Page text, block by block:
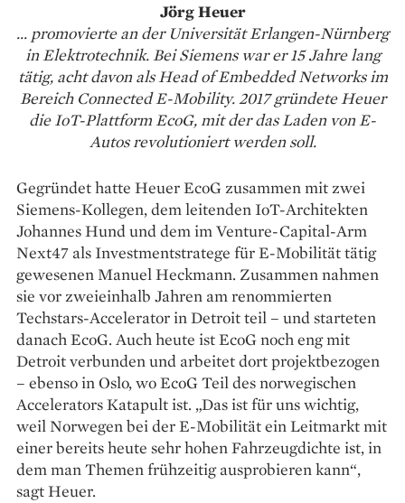
Jörg Heuer
... promovierte an der Universität Erlangen-Nürnberg
in Elektrotechnik. Bei Siemens war er 15 Jahre lang
tätig, acht davon als Head of Embedded Networks im
Bereich Connected E-Mobility. 2017 gründete Heuer
die IoT-Plattform EcoG, mit der das Laden von E-
Autos revolutioniert werden soll.
Gegründet hatte Heuer EcoG zusammen mit zwei
Siemens-Kollegen, dem leitenden IoT-Architekten
Johannes Hund und dem im Venture-Capital-Arm
Next47 als Investmentstratege für E-Mobilität tätig
gewesenen Manuel Heckmann. Zusammen nahmen
sie vor zweieinhalb Jahren am renommierten
Techstars-Accelerator in De­troit teil – und starteten
danach EcoG. Auch heute ist EcoG noch eng mit
Detroit verbunden und arbeitet dort projektbezogen
– ebenso in Oslo, wo EcoG Teil des norwegischen
Accelerators Katapult ist. „Das ist für uns wichtig,
weil Norwegen bei der E-Mobilität ein Leitmarkt mit
­einer bereits heute sehr hohen Fahrzeugdichte ist, in
dem man Themen frühzeitig ausprobieren kann“,
sagt Heuer.